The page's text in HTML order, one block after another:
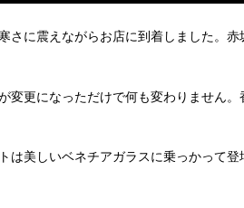
さに震えながらお店に到着しました。
変更になっただけで何も変わりません
は美しいベネチアガラスに乗っかって